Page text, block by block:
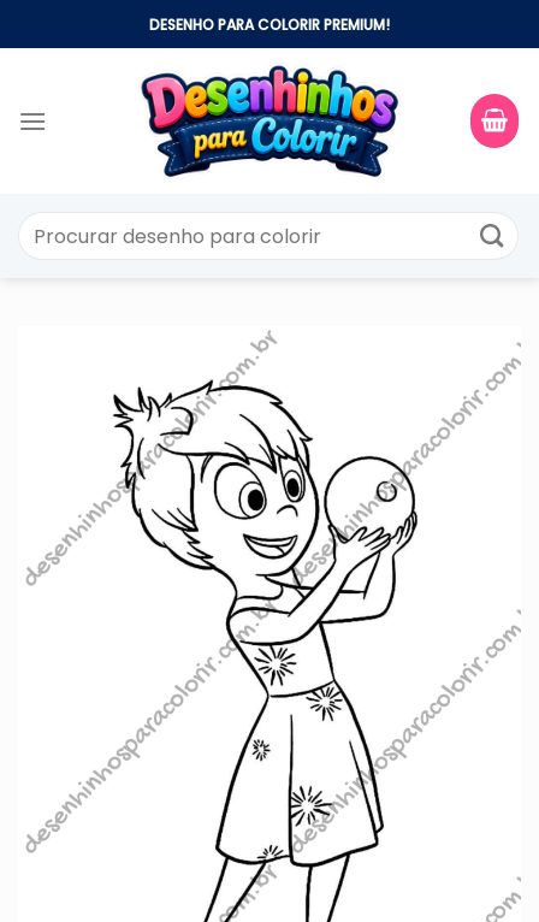
to
DESENHO PARA COLORIR PREMIUM!
por: